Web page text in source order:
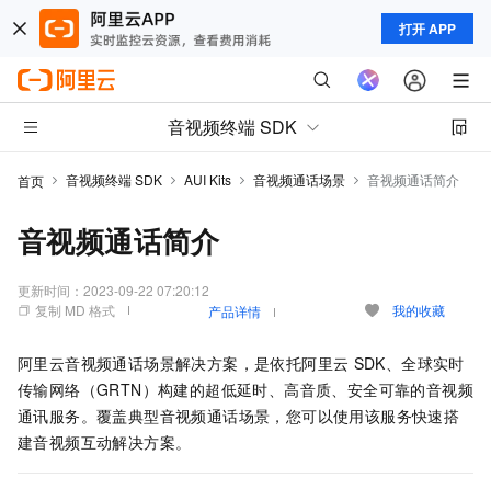
打开 APP
音视频终端 SDK
首页 音视频终端 SDK AUI Kits 音视频通话场景 音视频通话简介
音视频通话简介
更新时间： 2023-09-22 07:20:12
复制 MD 格式
产品详情 我的收藏
阿里云音视频通话场景解决方案，是依托阿里云 SDK、全球实时
传输网络（GRTN）构建的超低延时、高音质、安全可靠的音视频
通讯服务。覆盖典型音视频通话场景，您可以使用该服务快速搭
建音视频互动解决方案。